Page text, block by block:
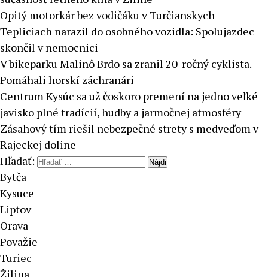
Opitý motorkár bez vodičáku v Turčianskych
Tepliciach narazil do osobného vozidla: Spolujazdec
skončil v nemocnici
V bikeparku Malinô Brdo sa zranil 20-ročný cyklista.
Pomáhali horskí záchranári
Centrum Kysúc sa už čoskoro premení na jedno veľké
javisko plné tradícií, hudby a jarmočnej atmosféry
Zásahový tím riešil nebezpečné strety s medveďom v
Rajeckej doline
Hľadať:
Bytča
Kysuce
Liptov
Orava
Považie
Turiec
Žilina